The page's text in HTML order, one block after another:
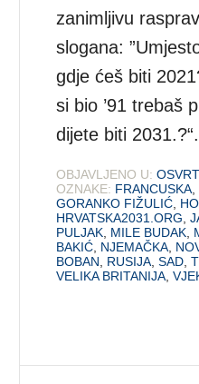
zanimljivu
slogana:
gdje ćeš biti
si bio ’91 trebaš
dijete biti 2031.?“.
OBJAVLJENO U: OSVRT
OZNAKE: FRANCUSKA
GORANKO FIŽULIĆ
HRVATSKA2031.ORG ,
PULJAK MILE BUDAK
BAKIĆ NJEMAČKA
BOBAN
RUSIJA ,SAD ,
VELIKA BRITANIJA ,